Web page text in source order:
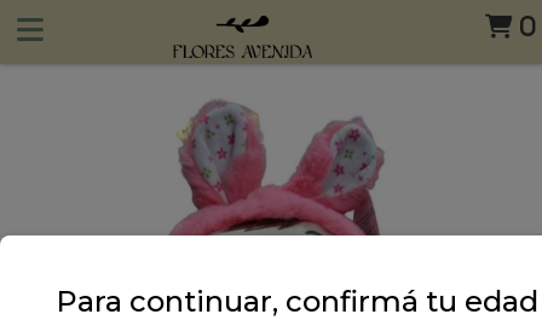
0
Para continuar, confirmá tu edad